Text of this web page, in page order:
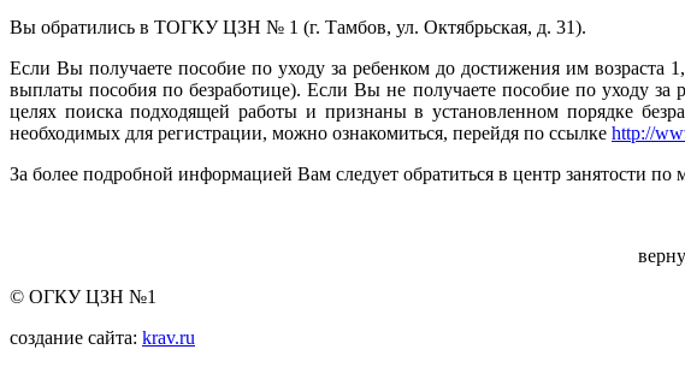
Вы обратились в ТОГКУ ЦЗН № 1 (г. Тамбов, ул. Октябрьская, д. 31).
Если Вы получаете пособие по уходу за ребенком до достижения им возраста
выплаты пособия по безработице). Если Вы не получаете пособие по уходу за
целях поиска подходящей работы и признаны в установленном порядке
необходимых для регистрации, можно ознакомиться, перейдя по ссылке http://
За более подробной информацией Вам следует обратиться в центр занятости по
© ОГКУ ЦЗН №1
создание сайта: krav.ru